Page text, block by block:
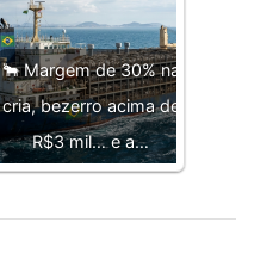
🐂 Margem de 30% na
cria, bezerro acima de
R$3 mil… e a…